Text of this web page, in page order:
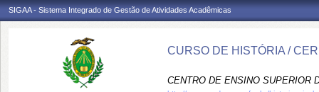
SIGAA - Sistema Integrado de Gestão de Atividades Acadêmicas
CURSO DE HISTÓRIA /
CENTRO DE ENSINO SUPERIOR